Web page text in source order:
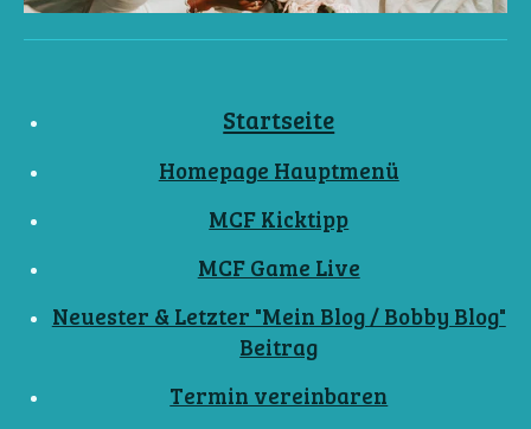
Startseite
Homepage Hauptmenü
MCF Kicktipp
MCF Game Live
Neuester & Letzter "Mein Blog / Bobby Blog"
Beitrag
Termin vereinbaren